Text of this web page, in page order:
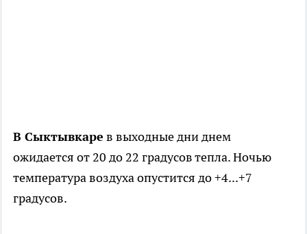
В Сыктывкаре в выходные дни днем
ожидается от 20 до 22 градусов тепла. Ночью
температура воздуха опустится до +4...+7
градусов.